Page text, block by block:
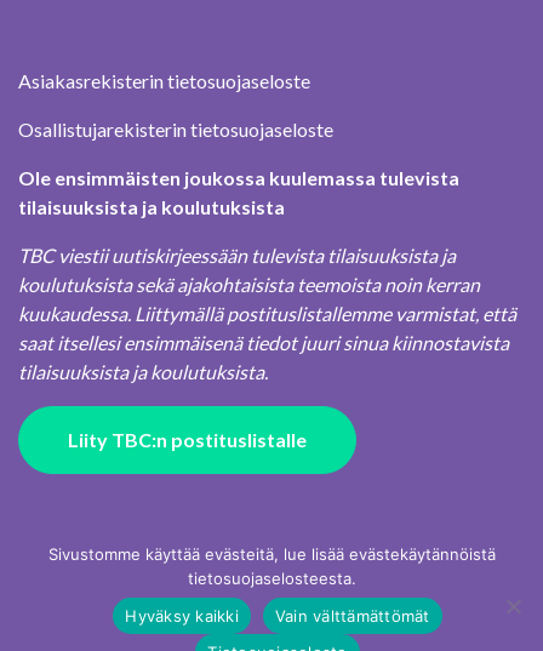
Asiakasrekisterin tietosuojaseloste
Osallistujarekisterin tietosuojaseloste
Ole ensimmäisten joukossa kuulemassa tulevista
tilaisuuksista ja koulutuksista
TBC viestii uutiskirjeessään tulevista tilaisuuksista ja
koulutuksista sekä ajakohtaisista teemoista noin kerran
kuukaudessa. Liittymällä postituslistallemme varmistat, että
saat itsellesi ensimmäisenä tiedot juuri sinua kiinnostavista
tilaisuuksista ja koulutuksista.
Liity TBC:n postituslistalle
Sivustomme käyttää evästeitä, lue lisää evästekäytännöistä
tietosuojaselosteesta.
Hyväksy kaikki
Vain välttämättömät